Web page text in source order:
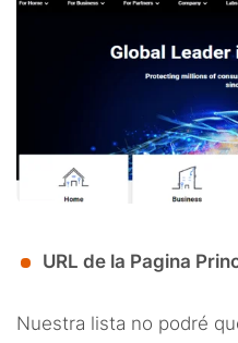
URL de la Pagina
Nuestra lista no podré